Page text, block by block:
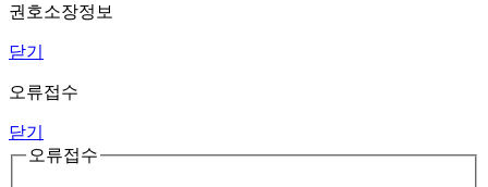
권호소장정보
닫기
오류접수
닫기
오류접수